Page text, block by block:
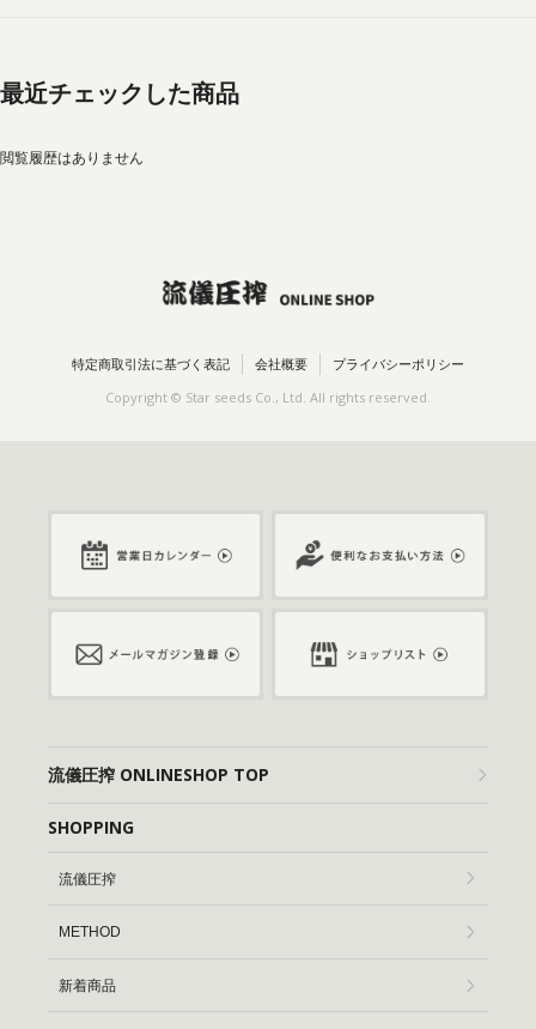
最近チェックした商品
閲覧履歴はありません
特定商取引法に基づく表記 会社概要 プライバシーポリシー
Copyright © Star seeds Co., Ltd. All rights reserved.
流儀圧搾 ONLINESHOP TOP
SHOPPING
流儀圧搾
METHOD
新着商品